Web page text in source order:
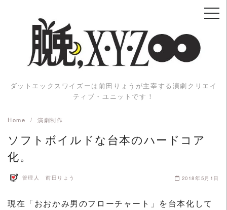
ダットエックスワイズーは前田りょうが主宰する演劇クリエイ
ティブ・ユニットです！
Home 演劇制作
ソフトボイルドな台本のハードコア
化。
管理人 前田りょう 2018年5月1日
現在「おおかみ男のフローチャート」を台本化して